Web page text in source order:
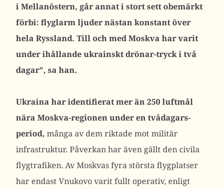
i Mellanöstern, går annat i stort sett obemärkt
förbi: flyglarm ljuder nästan konstant över
hela Ryssland. Till och med Moskva har varit
under ihållande ukrainskt drönar-tryck i två
dagar”, sa han.
Ukraina har identifierat mer än 250 luftmål
nära Moskva-regionen under en tvådagars-
period, många av dem riktade mot militär
infrastruktur. Påverkan har även gällt den civila
flygtrafiken. Av Moskvas fyra största flygplatser
har endast Vnukovo varit fullt operativ, enligt